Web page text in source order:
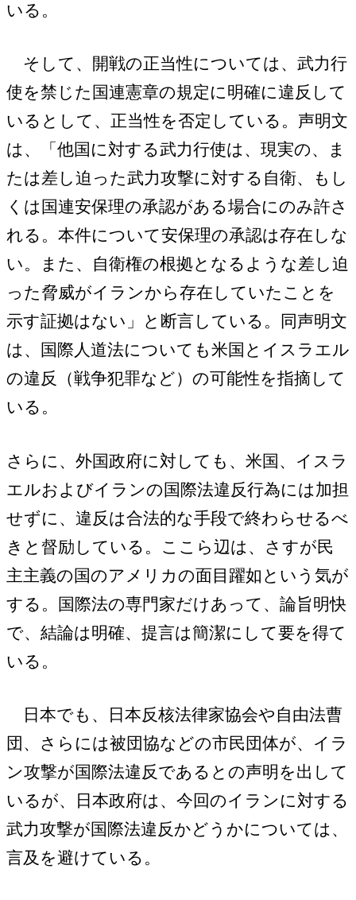
いる。
そして、開戦の正当性については、武力行
使を禁じた国連憲章の規定に明確に違反して
いるとして、正当性を否定している。声明文
は、「他国に対する武力行使は、現実の、ま
たは差し迫った武力攻撃に対する自衛、もし
くは国連安保理の承認がある場合にのみ許さ
れる。本件について安保理の承認は存在しな
い。また、自衛権の根拠となるような差し迫
った脅威がイランから存在していたことを
示す証拠はない」と断言している。同声明文
は、国際人道法についても米国とイスラエル
の違反（戦争犯罪など）の可能性を指摘して
いる。
さらに、外国政府に対しても、米国、イスラ
エルおよびイランの国際法違反行為には加担
せずに、違反は合法的な手段で終わらせるべ
きと督励している。ここら辺は、さすが民
主主義の国のアメリカの面目躍如という気が
する。国際法の専門家だけあって、論旨明快
で、結論は明確、提言は簡潔にして要を得て
いる。
日本でも、日本反核法律家協会や自由法曹
団、さらには被団協などの市民団体が、イラ
ン攻撃が国際法違反であるとの声明を出して
いるが、日本政府は、今回のイランに対する
武力攻撃が国際法違反かどうかについては、
言及を避けている。